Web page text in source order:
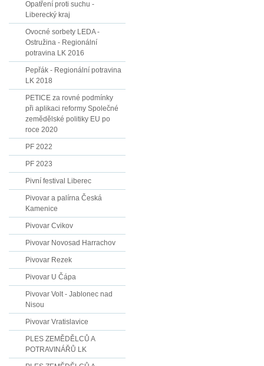
Opatření proti suchu -
Liberecký kraj
Ovocné sorbety LEDA -
Ostružina - Regionální
potravina LK 2016
Pepřák - Regionální potravina
LK 2018
PETICE za rovné podmínky
při aplikaci reformy Společné
zemědělské politiky EU po
roce 2020
PF 2022
PF 2023
Pivní festival Liberec
Pivovar a palírna Česká
Kamenice
Pivovar Cvikov
Pivovar Novosad Harrachov
Pivovar Rezek
Pivovar U Čápa
Pivovar Volt - Jablonec nad
Nisou
Pivovar Vratislavice
PLES ZEMĚDĚLCŮ A
POTRAVINÁŘŮ LK